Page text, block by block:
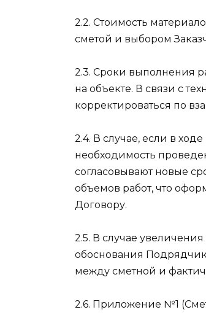
2.2. Стоимость
сметой и выбором
2.3. Сроки выполнения
на объекте. В связи с
корректироваться по
2.4. В случае, если в
необходимость
согласовывают новые
объемов работ, что
Договору.
2.5. В случае увеличения
обоснования
между сметной и
2.6. Приложение №1